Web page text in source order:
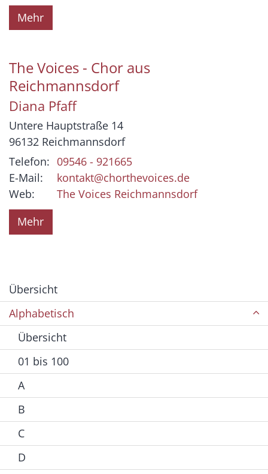
Mehr
The Voices - Chor aus
Reichmannsdorf
Diana Pfaff
Untere Hauptstraße 14
96132 Reichmannsdorf
Telefon: 09546 - 921665
E-Mail:
kontakt@chorthevoices.de
Web:
The Voices Reichmannsdorf
Mehr
Übersicht
Alphabetisch
Übersicht
01 bis 100
A
B
C
D